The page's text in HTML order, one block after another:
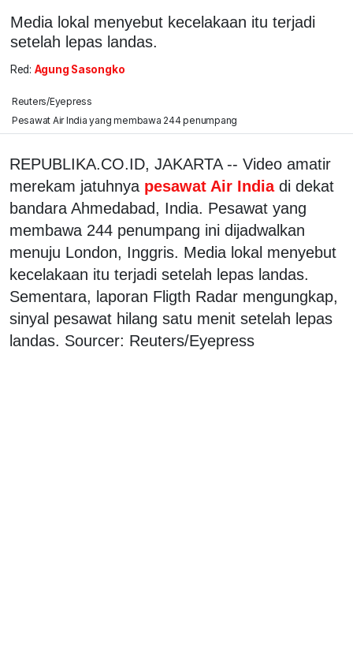
Media lokal menyebut kecelakaan itu terjadi
setelah lepas landas.
Red: Agung Sasongko
Reuters/Eyepress
Pesawat Air India yang membawa 244 penumpang
REPUBLIKA.CO.ID, JAKARTA -- Video amatir
merekam jatuhnya pesawat Air India di dekat
bandara Ahmedabad, India. Pesawat yang
membawa 244 penumpang ini dijadwalkan
menuju London, Inggris. Media lokal menyebut
kecelakaan itu terjadi setelah lepas landas.
Sementara, laporan Fligth Radar mengungkap,
sinyal pesawat hilang satu menit setelah lepas
landas. Sourcer: Reuters/Eyepress